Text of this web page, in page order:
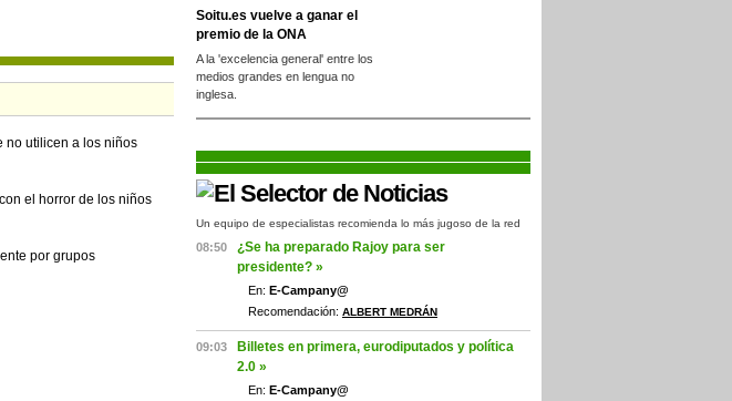
no utilicen a los niños
el horror de los niños
por grupos
Soitu.es vuelve a ganar el
premio de la ONA
A la 'excelencia general' entre los
medios grandes en lengua no
inglesa.
Un equipo de especialistas recomienda lo más jugoso de la red
08:50
¿Se ha preparado Rajoy para ser
presidente? »
En: E-Campany@
Recomendación: ALBERT MEDRÁN
09:03
Billetes en primera, eurodiputados y política
2.0 »
En: E-Campany@